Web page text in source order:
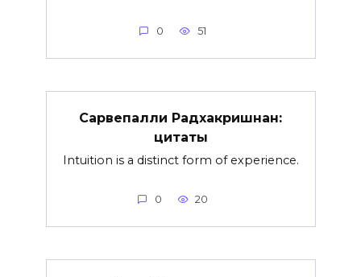
0 51
Сарвепалли Радхакришнан:
цитаты
Intuition is a distinct form of experience.
0 20